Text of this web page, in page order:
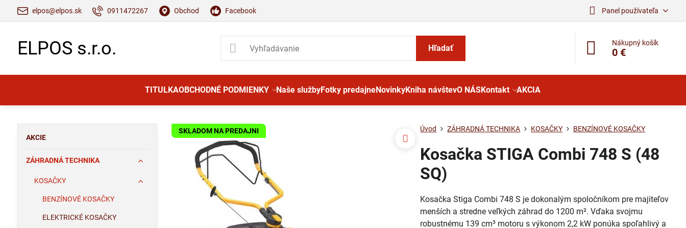
elpos@elpos.sk 0911472267 Obchod Facebook Panel používateľa
ELPOS s.r.o. Hľadať
Nákupný košík
0 €
TITULKAOBCHODNÉ PODMIENKY Naše službyFotky predajneNovinkyKniha návštevO NÁSKontakt AKCIA
SKLADOM NA PREDAJNI Úvod ZÁHRADNÁ TECHNIKA KOSAČKY BENZÍNOVÉ KOSAČKY
Kosačka STIGA Combi 748 S (48
SQ)
Kosačka Stiga Combi 748 S je dokonalým spoločníkom pre majiteľov
menších a stredne veľkých záhrad do 1200 m². Vďaka svojmu
robustnému 139 cm³ motoru s výkonom 2,2 kW ponúka spoľahlivý a
AKCIE
ZÁHRADNÁ TECHNIKA
KOSAČKY
BENZÍNOVÉ KOSAČKY
ELEKTRICKÉ KOSAČKY